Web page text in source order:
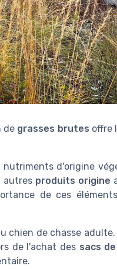
de grasses brutes offre
nutriments d'origine
autres produits origine
de ces
chien de chasse
de l'achat des sacs